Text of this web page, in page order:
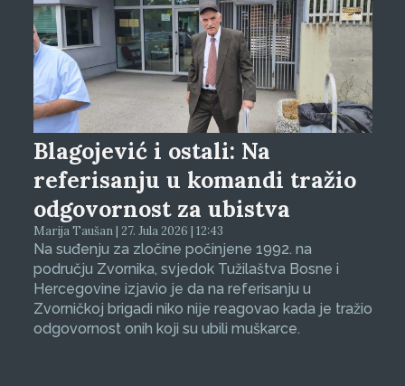
Blagojević i ostali: Na
referisanju u komandi tražio
odgovornost za ubistva
Marija Taušan | 27. Jula 2026 | 12:43
Na suđenju za zločine počinjene 1992. na
području Zvornika, svjedok Tužilaštva Bosne i
Hercegovine izjavio je da na referisanju u
Zvorničkoj brigadi niko nije reagovao kada je tražio
odgovornost onih koji su ubili muškarce.